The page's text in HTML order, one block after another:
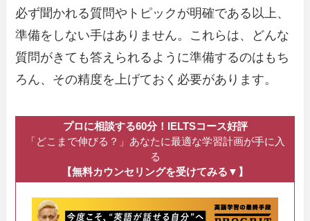
必ず聞かれる質問やトピックが明確である以上、
準備をしない手はありません。これらは、どんな
質問がきても答えられるように準備するのはもち
ろん、その精度を上げておく必要があります。
プロに相談する60分！ IELTSコース好評
「どこまで伸びる？」あなたに最適な学習計画が手に入
る
【無料カウンセリングを受けてみる▼】